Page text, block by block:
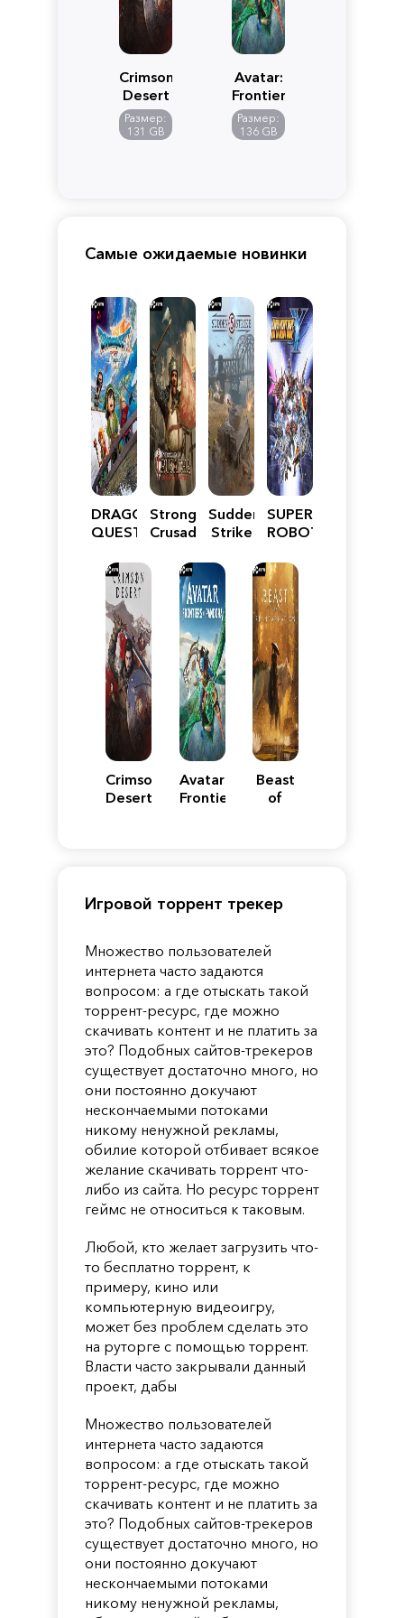
Crimson
Desert
Размер:
131 GB
Avatar:
Frontiers
of
Pandora
Размер:
136 GB
Самые ожидаемые новинки
DRAGON
QUEST
Reimagined
Stronghold
Crusader:
Edition
Sudden
Strike
SUPER
ROBOT
Y
Crimson
Desert
Avatar:
Frontiers
Beast
of
Игровой торрент трекер
Множество пользователей
интернета часто задаются
вопросом: а где отыскать такой
торрент-ресурс, где можно
скачивать контент и не платить за
это? Подобных сайтов-трекеров
существует достаточно много, но
они постоянно докучают
нескончаемыми потоками
никому ненужной рекламы,
обилие которой отбивает всякое
желание скачивать торрент что-
либо из сайта. Но ресурс торрент
геймс не относиться к таковым.
Любой, кто желает загрузить что-
то бесплатно торрент, к
примеру, кино или
компьютерную видеоигру,
может без проблем сделать это
на руторге с помощью торрент.
Власти часто закрывали данный
проект, дабы
Множество пользователей
интернета часто задаются
вопросом: а где отыскать такой
торрент-ресурс, где можно
скачивать контент и не платить за
это? Подобных сайтов-трекеров
существует достаточно много, но
они постоянно докучают
нескончаемыми потоками
никому ненужной рекламы,